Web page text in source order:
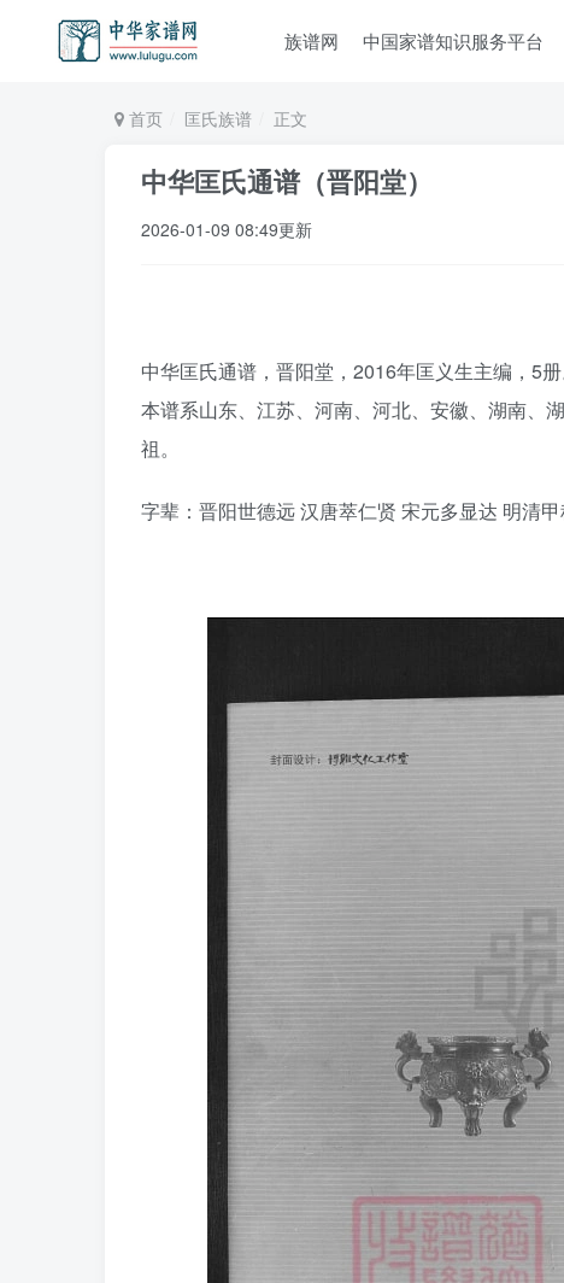
族谱网 中国家谱知识服务平台
首页 匡氏族谱 正文
中华匡氏通谱（晋阳堂）
2026-01-09 08:49更新
中华匡氏通谱，晋阳堂，2016年匡义生主编，5册
本谱系山东、江苏、河南、河北、安徽、湖南、
祖。
字辈：晋阳世德远 汉唐萃仁贤 宋元多显达 明清